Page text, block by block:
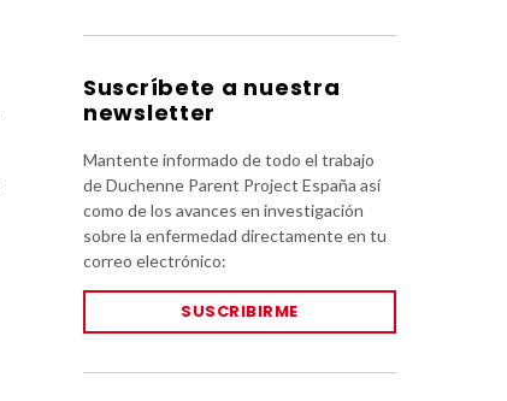
Suscríbete a nuestra
newsletter
Mantente informado de todo el trabajo
de Duchenne Parent Project España así
como de los avances en investigación
sobre la enfermedad directamente en tu
correo electrónico:
SUSCRIBIRME